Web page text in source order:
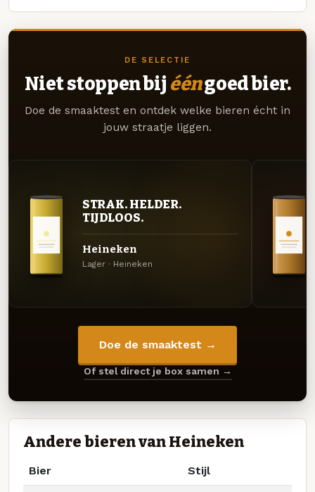
DE SELECTIE
Niet stoppen bij ééngoed bier.
Doe de smaaktest en ontdek welke bieren écht in
jouw straatje liggen.
STRAK. HELDER.
TIJDLOOS.
Heineken
Lager · Heineken
Doe de smaaktest →
Of stel direct je box samen →
Andere bieren van Heineken
Bier Stijl